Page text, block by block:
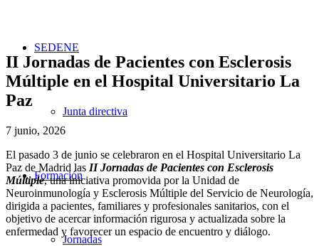
SEDENE
Junta directiva
Formación
Jornadas
II Jornadas de Pacientes con Esclerosis
Múltiple en el Hospital Universitario La
Paz
7 junio, 2026
El pasado 3 de junio se celebraron en el Hospital Universitario La
Paz de Madrid las II Jornadas de Pacientes con Esclerosis
Múltiple, una iniciativa promovida por la Unidad de
Neuroinmunología y Esclerosis Múltiple del Servicio de Neurología,
dirigida a pacientes, familiares y profesionales sanitarios, con el
objetivo de acercar información rigurosa y actualizada sobre la
enfermedad y favorecer un espacio de encuentro y diálogo.